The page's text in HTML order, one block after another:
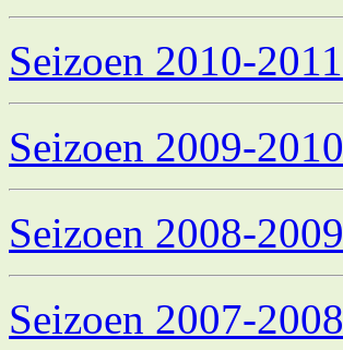
Seizoen 2010-2011
Seizoen 2009-2010
Seizoen 2008-2009
Seizoen 2007-2008